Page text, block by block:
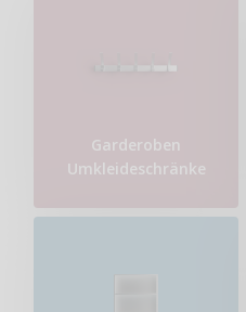
Garderoben
Umkleideschränke